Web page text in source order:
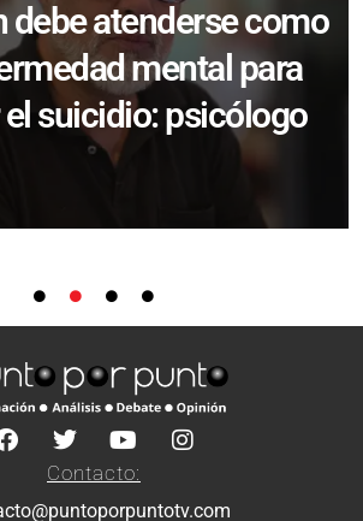
debe atenderse como
mental para
suicidio: psicólogo
Contacto: